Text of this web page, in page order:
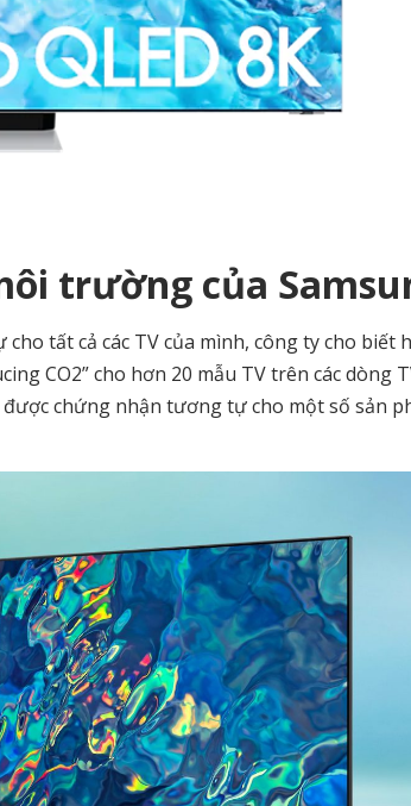
trường của
tất cả các TV của mình, công ty cho biết
CO2” cho hơn 20 mẫu TV trên các dòng
được chứng nhận tương tự cho một số sản